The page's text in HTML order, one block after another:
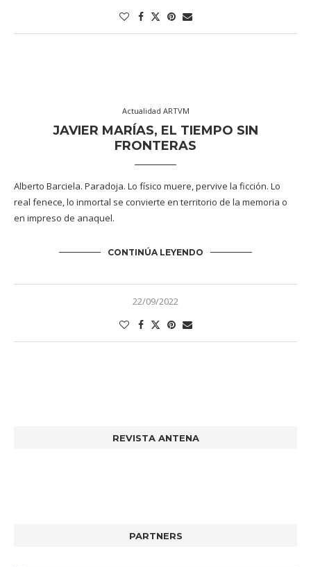
Actualidad ARTVM
JAVIER MARÍAS, EL TIEMPO SIN
FRONTERAS
Alberto Barciela. Paradoja. Lo físico muere, pervive la ficción. Lo
real fenece, lo inmortal se convierte en territorio de la memoria o
en impreso de anaquel.
CONTINÚA LEYENDO
22/09/2022
REVISTA ANTENA
PARTNERS